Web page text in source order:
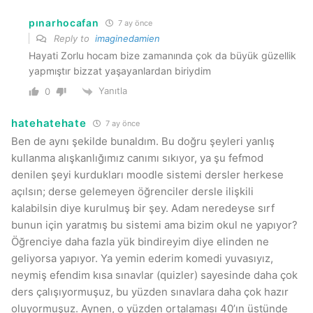
pınarhocafan 7 ay önce
Reply to imaginedamien
Hayati Zorlu hocam bize zamanında çok da büyük güzellik
yapmıştır bizzat yaşayanlardan biriydim
0 Yanıtla
hatehatehate 7 ay önce
Ben de aynı şekilde bunaldım. Bu doğru şeyleri yanlış
kullanma alışkanlığımız canımı sıkıyor, ya şu fefmod
denilen şeyi kurdukları moodle sistemi dersler herkese
açılsın; derse gelemeyen öğrenciler dersle ilişkili
kalabilsin diye kurulmuş bir şey. Adam neredeyse sırf
bunun için yaratmış bu sistemi ama bizim okul ne yapıyor?
Öğrenciye daha fazla yük bindireyim diye elinden ne
geliyorsa yapıyor. Ya yemin ederim komedi yuvasıyız,
neymiş efendim kısa sınavlar (quizler) sayesinde daha çok
ders çalışıyormuşuz, bu yüzden sınavlara daha çok hazır
oluyormuşuz. Aynen, o yüzden ortalaması 40’ın üstünde